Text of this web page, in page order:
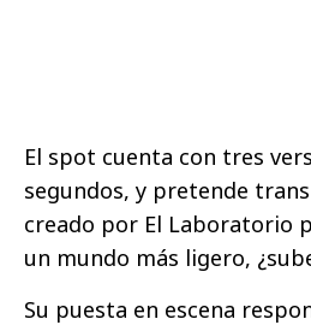
El spot cuenta con tres
segundos, y pretende
creado por El Laboratorio
un mundo más ligero,
Su puesta en escena